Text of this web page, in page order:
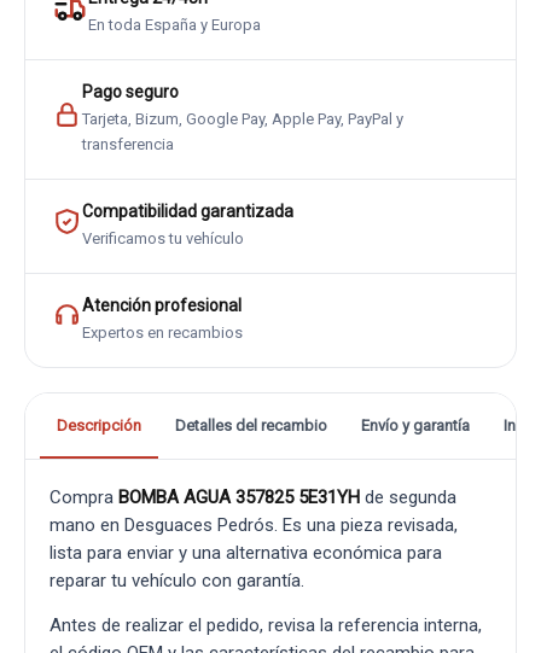
En toda España y Europa
Pago seguro
Tarjeta, Bizum, Google Pay, Apple Pay, PayPal y
transferencia
Compatibilidad garantizada
Verificamos tu vehículo
Atención profesional
Expertos en recambios
Descripción Detalles del recambio Envío y garantía
Compra BOMBA AGUA 357825 5E31YH de segunda
mano en Desguaces Pedrós. Es una pieza revisada,
lista para enviar y una alternativa económica para
reparar tu vehículo con garantía.
Antes de realizar el pedido, revisa la referencia interna,